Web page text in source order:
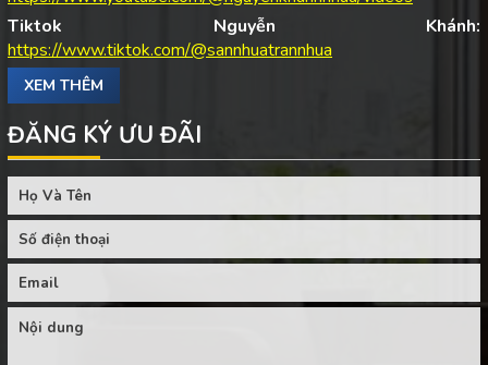
Tiktok Nguyễn Khánh:
https://www.tiktok.com/@sannhuatrannhua
XEM THÊM
ĐĂNG KÝ ƯU ĐÃI